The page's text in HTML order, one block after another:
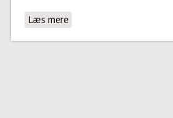
Læs mereom Træklatrer i Dyrenes